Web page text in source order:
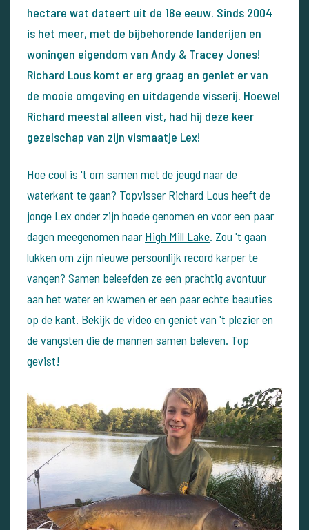
hectare wat dateert uit de 18e eeuw. Sinds 2004
is het meer, met de bijbehorende landerijen en
woningen eigendom van Andy & Tracey Jones!
Richard Lous komt er erg graag en geniet er van
de mooie omgeving en uitdagende visserij. Hoewel
Richard meestal alleen vist, had hij deze keer
gezelschap van zijn vismaatje Lex!
Hoe cool is 't om samen met de jeugd naar de
waterkant te gaan? Topvisser Richard Lous heeft de
jonge Lex onder zijn hoede genomen en voor een paar
dagen meegenomen naar High Mill Lake. Zou 't gaan
lukken om zijn nieuwe persoonlijk record karper te
vangen? Samen beleefden ze een prachtig avontuur
aan het water en kwamen er een paar echte beauties
op de kant. Bekijk de video en geniet van 't plezier en
de vangsten die de mannen samen beleven. Top
gevist!